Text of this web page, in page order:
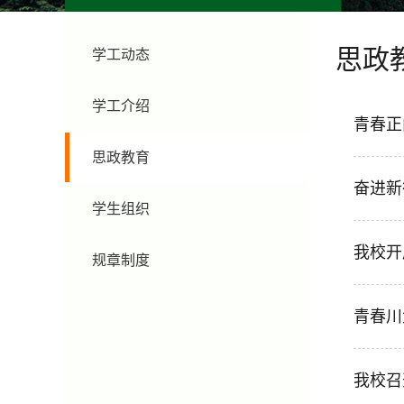
学工动态
学工介绍
思政教育
学生组织
规章制度
思政
青春
奋进
我校
青春
我校